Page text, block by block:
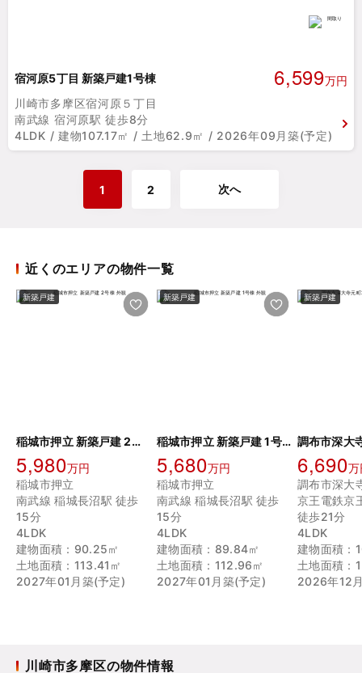
宿河原5丁目 新築戸建1号棟 6,599万円
川崎市多摩区宿河原５丁目
南武線 宿河原駅 徒歩8分
4LDK / 建物107.17㎡ / 土地62.9㎡ / 2026年09月築(予定)
1 2 次へ
近くのエリアの物件一覧
新築戸建
稲城市押立 新築戸建 2号棟
5,980万円
稲城市押立
南武線 稲城長沼駅 徒歩
15分
4LDK
建物面積：90.25㎡
土地面積：113.41㎡
2027年01月築(予定)
新築戸建
稲城市押立 新築戸建 1号棟
5,680万円
稲城市押立
南武線 稲城長沼駅 徒歩
15分
4LDK
建物面積：89.84㎡
土地面積：112.96㎡
2027年01月築(予定)
新築戸建
6,690万
調布市深大
京王電鉄京
徒歩21分
4LDK
建物面積：
土地面積：
2026年12
川崎市多摩区の物件情報